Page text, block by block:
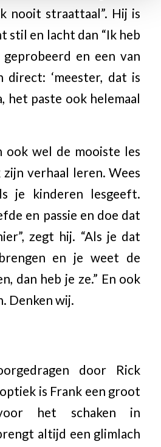
nooit straattaal”. Hij is
stil en lacht dan “Ik heb
en een van
direct: ‘meester, dat is
het paste ook helemaal
ook wel de mooiste les
verhaal leren. Wees
je kinderen lesgeeft.
en passie en doe dat
zegt hij. “Als je dat
en je weet de
dan heb je ze.” En ook
Denken wij.
door Rick
is Frank een groot
voor het schaken in
altijd een glimlach